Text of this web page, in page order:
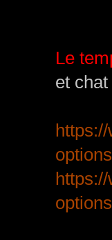
Le
et